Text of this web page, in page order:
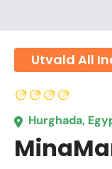
Utvald All
Hurghada,